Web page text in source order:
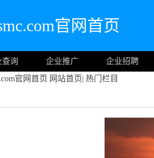
官网首页
查询 企业推广
企业招聘
官网首页 网站首页| 热门栏目